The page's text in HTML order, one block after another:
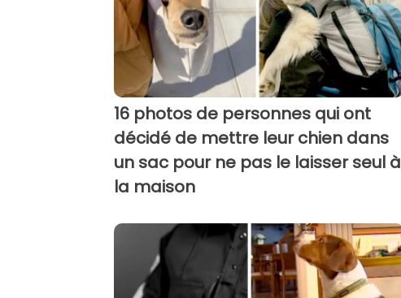
16 photos de personnes qui ont
décidé de mettre leur chien dans
un sac pour ne pas le laisser seul à
la maison